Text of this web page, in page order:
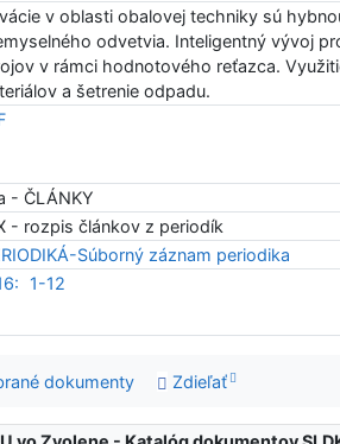
v oblasti obalovej techniky sú
odvetvia. Inteligentný vývoj
v rámci hodnotového reťazca.
a šetrenie odpadu.
- ČLÁNKY
- rozpis článkov z periodík
Súborný záznam periodika
1-12
dokumenty Zdieľať